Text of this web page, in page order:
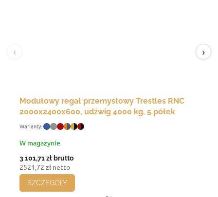
Modułowy regał przemysłowy Trestles RNC
2000x2400x600, udźwig 4000 kg, 5 półek
W magazynie
3 101,71 zł brutto
2521,72 zł netto
SZCZEGÓŁY
‹ ›